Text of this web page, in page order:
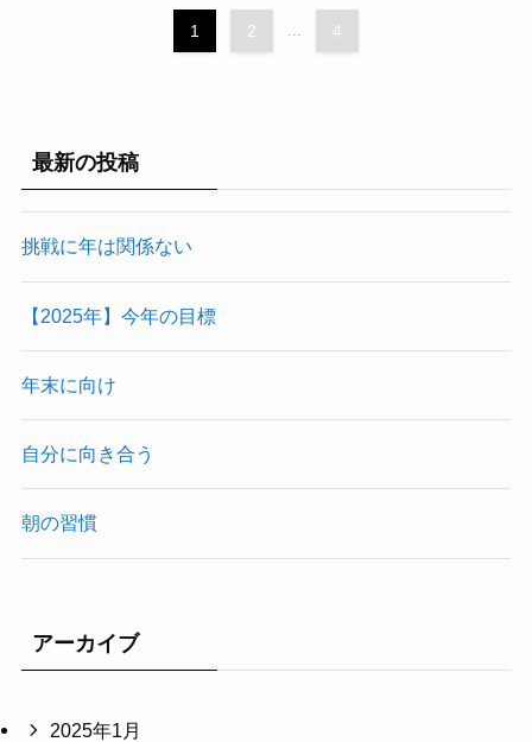
1 2 ... 4
最新の投稿
挑戦に年は関係ない
【2025年】今年の目標
年末に向け
自分に向き合う
朝の習慣
アーカイブ
2025年1月